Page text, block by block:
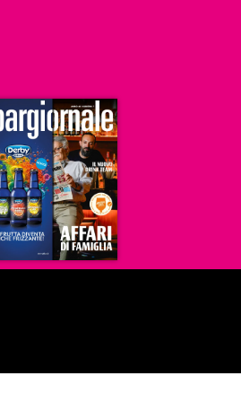
Ristoranti
Hoteldomani